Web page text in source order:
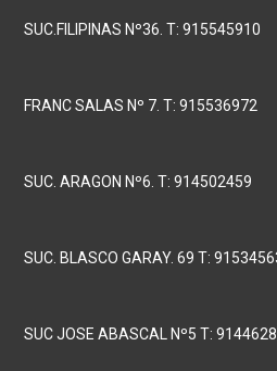
SUC.FILIPINAS Nº36. T: 915545910
FRANC SALAS Nº 7. T: 915536972
SUC. ARAGON Nº6. T: 914502459
SUC. BLASCO GARAY. 69 T:
SUC JOSE ABASCAL Nº5 T: